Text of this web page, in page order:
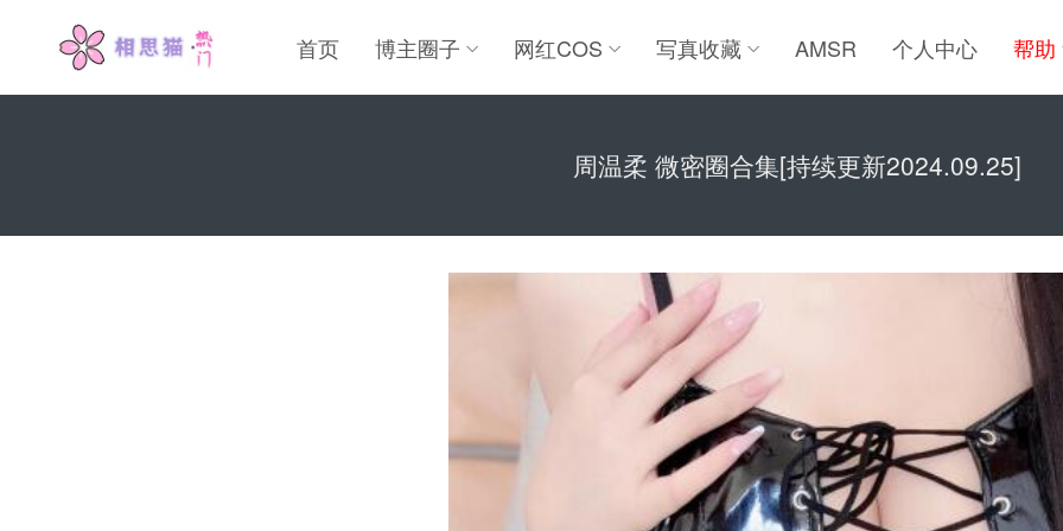
首页 博主圈子 网红COS 写真收藏 AMSR 个人中心 帮助
周温柔 微密圈合集[持续更新2024.09.25]